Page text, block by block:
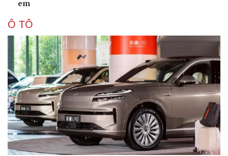
Doanh nghiệp
Thông tin doanh nghiệp
Doanh nghiệp 24h
Doanh nhân
Vì cộng đồng
Công nghệ
Sành điệu
Tin Công nghệ
Trải nghiệm
Chuyển đổi số
em
Ô TÔ